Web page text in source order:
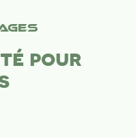
pour